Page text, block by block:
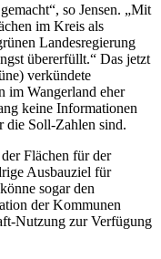
so Jensen. „Mit
im Kreis als
Landesregierung
übererfüllt.“ Das jetzt
verkündete
im Wangerland eher
keine Informationen
die Soll-Zahlen sind.
Flächen für der
Ausbauziel für
sogar den
der Kommunen
Nutzung zur Verfügung